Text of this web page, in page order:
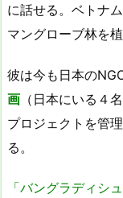
に話せる。ベトナ
マングローブ林を植
彼は今も日本の
画 （日本にいる４
プロジェクトを管
る。
「バングラディシ